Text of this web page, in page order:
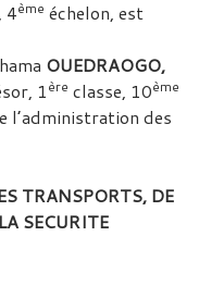
4ème échelon, est
OUEDRAOGO,
1ère classe, 10ème
l’administration des
TRANSPORTS, DE
SECURITE